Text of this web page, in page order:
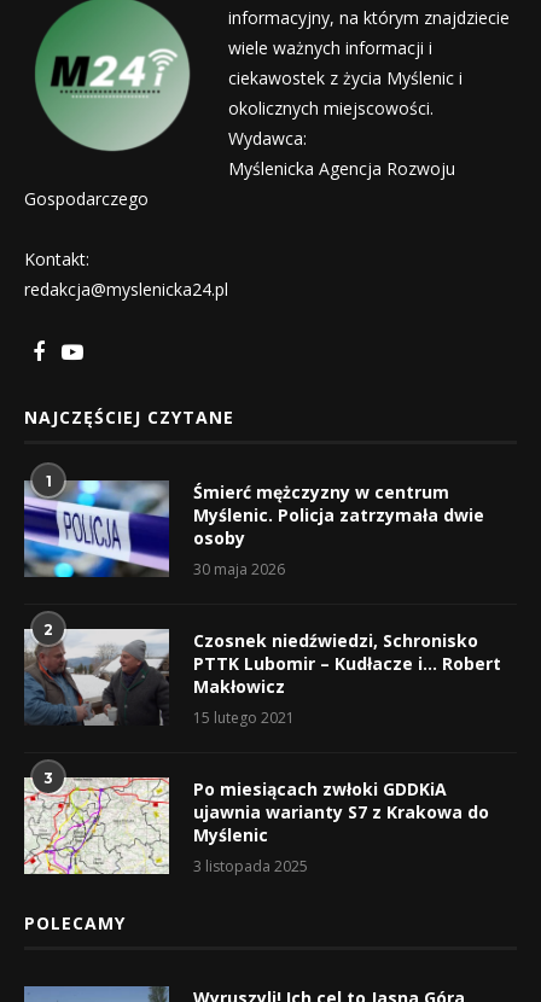
informacyjny, na którym znajdziecie
wiele ważnych informacji i
ciekawostek z życia Myślenic i
okolicznych miejscowości.
Wydawca:
Myślenicka Agencja Rozwoju
Gospodarczego
Kontakt:
redakcja@myslenicka24.pl
NAJCZĘŚCIEJ CZYTANE
1
Śmierć mężczyzny w centrum
Myślenic. Policja zatrzymała dwie
osoby
30 maja 2026
2
Czosnek niedźwiedzi, Schronisko
PTTK Lubomir – Kudłacze i… Robert
Makłowicz
15 lutego 2021
3
Po miesiącach zwłoki GDDKiA
ujawnia warianty S7 z Krakowa do
Myślenic
3 listopada 2025
POLECAMY